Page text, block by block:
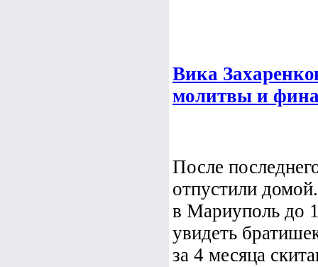
Вика
молитвы и
После
отпустили
в Мариуполь до
увидеть
за 4 месяца